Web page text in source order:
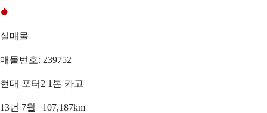
실매물
매물번호: 239752
현대 포터2 1톤 카고
13년 7월 | 107,187km